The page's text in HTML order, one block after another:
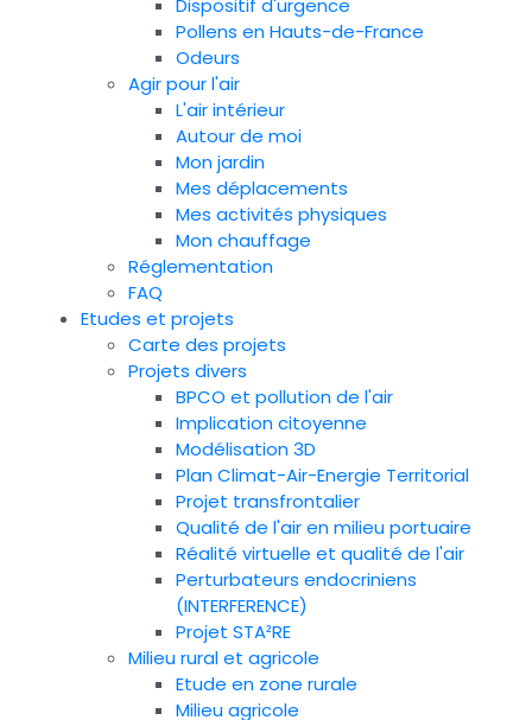
Dispositif d'urgence
Pollens en Hauts-de-France
Odeurs
Agir pour l'air
L'air intérieur
Autour de moi
Mon jardin
Mes déplacements
Mes activités physiques
Mon chauffage
Réglementation
FAQ
Etudes et projets
Carte des projets
Projets divers
BPCO et pollution de l'air
Implication citoyenne
Modélisation 3D
Plan Climat-Air-Energie Territorial
Projet transfrontalier
Qualité de l'air en milieu portuaire
Réalité virtuelle et qualité de l'air
Perturbateurs endocriniens
(INTERFERENCE)
Projet STA²RE
Milieu rural et agricole
Etude en zone rurale
Milieu agricole